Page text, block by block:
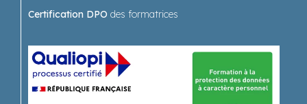
Certification DPO des formatrices